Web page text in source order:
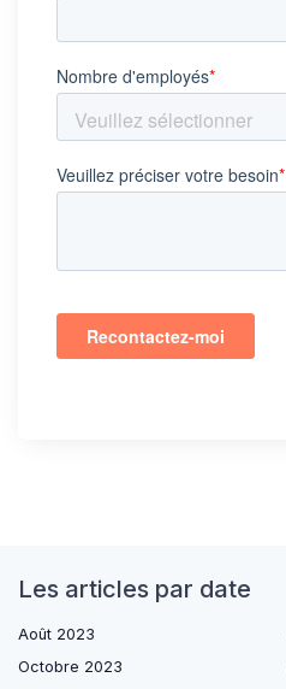
Les articles par date
Août 2023
Octobre 2023